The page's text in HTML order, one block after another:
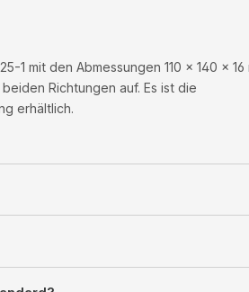
1 mit den Abmessungen 110 × 140 × 16
Richtungen auf. Es ist die
erhältlich.